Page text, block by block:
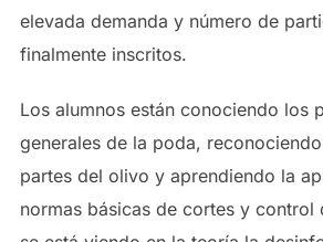
elevada demanda y número de
finalmente inscritos.
Los alumnos están conociendo los
generales de la poda,
partes del olivo y aprendiendo la
normas básicas de cortes y control